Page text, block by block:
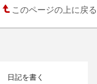
このページの上に戻る
日記を書く